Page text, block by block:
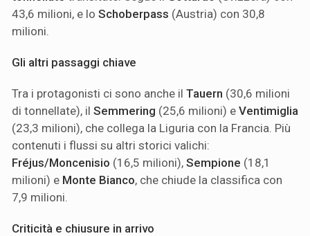
43,6 milioni, e lo Schoberpass (Austria) con 30,8
milioni.
Gli altri passaggi chiave
Tra i protagonisti ci sono anche il Tauern (30,6 milioni
di tonnellate), il Semmering (25,6 milioni) e Ventimiglia
(23,3 milioni), che collega la Liguria con la Francia. Più
contenuti i flussi su altri storici valichi:
Fréjus/Moncenisio (16,5 milioni), Sempione (18,1
milioni) e Monte Bianco, che chiude la classifica con
7,9 milioni.
Criticità e chiusure in arrivo